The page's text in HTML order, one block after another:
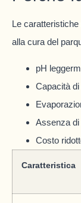
Le caratteristiche
alla cura del
pH
Capacità di
Assenza
Costo
Caratteristica